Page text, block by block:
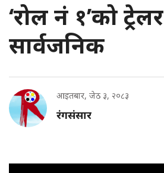
‘रोल नं १’को ट्रेलर
सार्वजनिक
आइतबार, जेठ ३, २०८३
रंगसंसार